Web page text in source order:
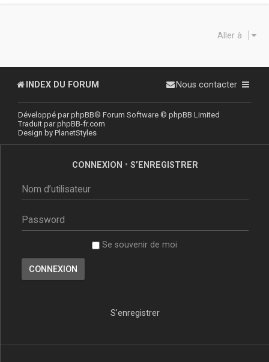
Aller à
INDEX DU FORUM Nous contacter
Développé parphpBB® Forum Software © phpBB Limited
Traduit parphpBB-fr.com
Design by PlanetStyles
CONNEXION • S’ENREGISTRER
Se souvenir de moi
S’enregistrer